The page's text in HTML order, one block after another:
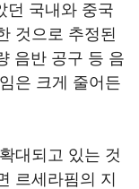
던 국내와 중국
것으로 추정된
음반 공구 등 음
은 크게 줄어든
대되고 있는 것
르세라핌의 지